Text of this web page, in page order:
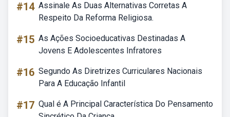
#14 Assinale As Duas Alternativas Corretas A
Respeito Da Reforma Religiosa.
#15 As Ações Socioeducativas Destinadas A
Jovens E Adolescentes Infratores
#16 Segundo As Diretrizes Curriculares Nacionais
Para A Educação Infantil
#17 Qual é A Principal Característica Do Pensamento